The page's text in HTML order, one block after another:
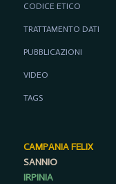
CODICE ETICO
TRATTAMENTO DATI
PUBBLICAZIONI
VIDEO
TAGS
CAMPANIA FELIX
SANNIO
IRPINIA